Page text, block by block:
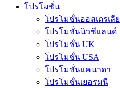
โปรโมชั่น
โปรโมชั่นออสเตรเลีย
โปรโมชั่นนิวซีแลนด์
โปรโมชั่น UK
โปรโมชั่น USA
โปรโมชั่นแคนาดา
โปรโมชั่นเยอรมนี